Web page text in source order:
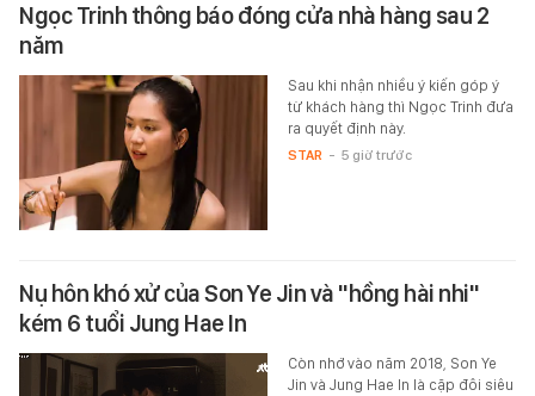
Ngọc Trinh thông báo đóng cửa nhà hàng sau 2
năm
Sau khi nhận nhiều ý kiến góp ý
từ khách hàng thì Ngọc Trinh đưa
ra quyết định này.
STAR - 5 giờ trước
Nụ hôn khó xử của Son Ye Jin và "hồng hài nhi"
kém 6 tuổi Jung Hae In
Còn nhớ vào năm 2018, Son Ye
Jin và Jung Hae In là cặp đôi siêu